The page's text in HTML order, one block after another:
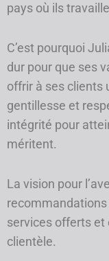
pays où ils
C’est pourquoi
dur pour que ses
offrir à ses clients
gentillesse et
intégrité pour
méritent.
La vision pour
services offerts et
clientèle.